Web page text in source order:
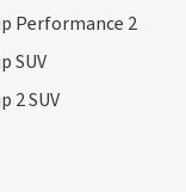
Performance 2
SUV
2 SUV